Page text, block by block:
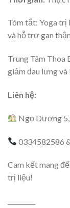
Tóm tắt: Yoga trị
và hỗ trợ gan
Trung Tâm Thoa
giảm đau lưng và
Liên hệ:
Ngọ Dương
0334582586
Cam kết mang
trị liệu!